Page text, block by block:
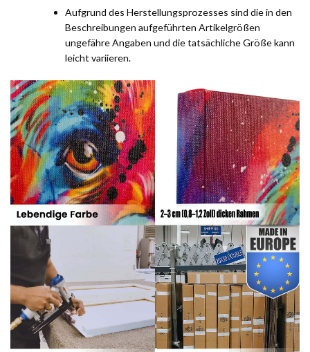
Aufgrund des Herstellungsprozesses sind die in den
Beschreibungen aufgeführten Artikelgrößen
ungefähre Angaben und die tatsächliche Größe kann
leicht variieren.